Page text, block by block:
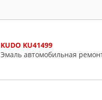
KUDO KU41499
Эмаль автомобильная